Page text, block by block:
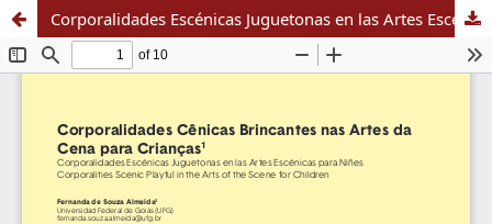
Corporalidades Escénicas Juguetonas en las Artes Escénicas para Niñes